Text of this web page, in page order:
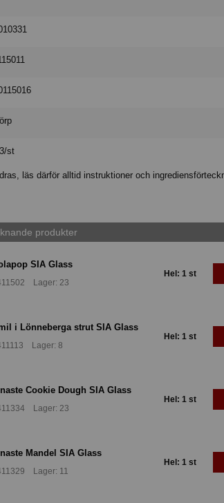
st
läs därför alltid instruktioner och
produkter
SIA Glass
Lager: 23
Hel: 1 st
i Lönneberga strut SIA Glass
Lager: 8
Hel: 1 st
Cookie Dough SIA Glass
Lager: 23
Hel: 1 st
Mandel SIA Glass
Lager: 11
Hel: 1 st